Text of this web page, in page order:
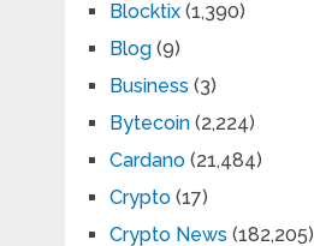
Blocktix(1,390)
Blog(9)
Business (3)
Bytecoin(2,224)
Cardano(21,484)
Crypto(17)
Crypto News (182,205)